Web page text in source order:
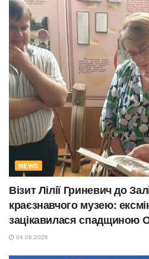
NEWS
Візит Лілії Гриневич до
краєзнавчого музею:
зацікавилася спадщиною
04.08.2026